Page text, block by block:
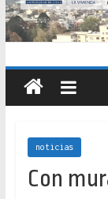
Criterios
Red de
Santiago : un
noticias
Con